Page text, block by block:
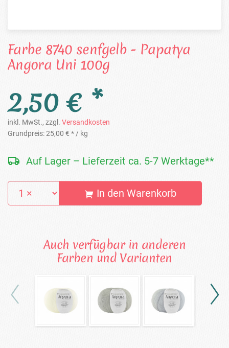
Farbe 8740 senfgelb - Papatya
Angora Uni 100g
2,50 € *
inkl. MwSt., zzgl. Versandkosten
Grundpreis:25,00 € * / kg
Auf Lager – Lieferzeit ca. 5-7 Werktage**
In den Warenkorb
Auch verfügbar in anderen
Farben und Varianten